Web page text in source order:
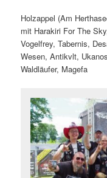
Holzappel (Am
mit Harakiri For The
Vogelfrey, Tabernis,
Wesen, Antikvlt,
Waldläufer, Magefa